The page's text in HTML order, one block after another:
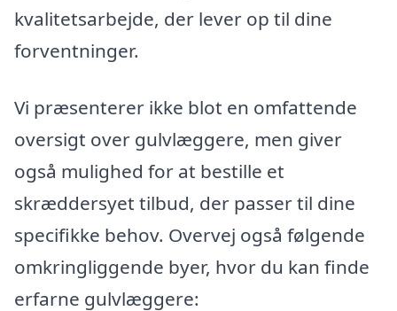
kvalitetsarbejde, der lever op til dine
forventninger.
Vi præsenterer ikke blot en omfattende
oversigt over gulvlæggere, men giver
også mulighed for at bestille et
skræddersyet tilbud, der passer til dine
specifikke behov. Overvej også følgende
omkringliggende byer, hvor du kan finde
erfarne gulvlæggere: